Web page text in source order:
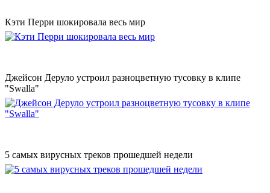
Кэти Перри шокировала весь мир
Джейсон Деруло устроил разноцветную тусовку в клипе
"Swalla"
5 самых вирусных треков прошедшей недели